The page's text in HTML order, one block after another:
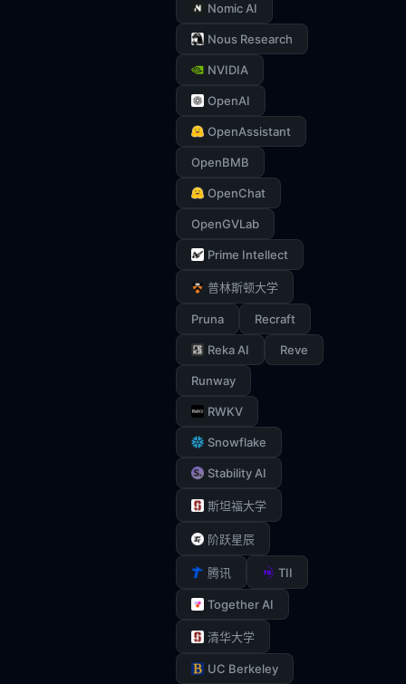
Nomic AI
Nous Research
NVIDIA
OpenAI
OpenAssistant
OpenBMB
OpenChat
OpenGVLab
Prime Intellect
普林斯顿大学
Pruna Recraft
Reka AI Reve
Runway
RWKV
Snowflake
Stability AI
斯坦福大学
阶跃星辰
腾讯 TII
Together AI
清华大学
UC Berkeley